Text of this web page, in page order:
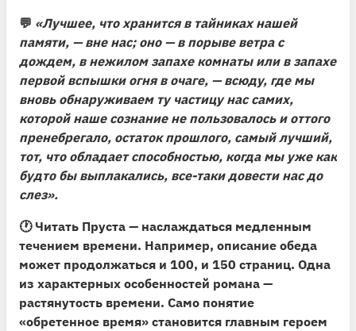
💬 «Лучшее, что хранится в тайниках нашей
памяти, — вне нас; оно — в порыве ветра с
дождем, в нежилом запахе комнаты или в запахе
первой вспышки огня в очаге, — всюду, где мы
вновь обнаруживаем ту частицу нас самих,
которой наше сознание не пользовалось и оттого
пренебрегало, остаток прошлого, самый лучший,
тот, что обладает способностью, когда мы уже как
будто бы выплакались, все-таки довести нас до
слез».
🕐Читать Пруста — наслаждаться медленным
течением времени. Например, описание обеда
может продолжаться и 100, и 150 страниц. Одна
из характерных особенностей романа —
растянутость времени. Само понятие
«обретенное время» становится главным героем